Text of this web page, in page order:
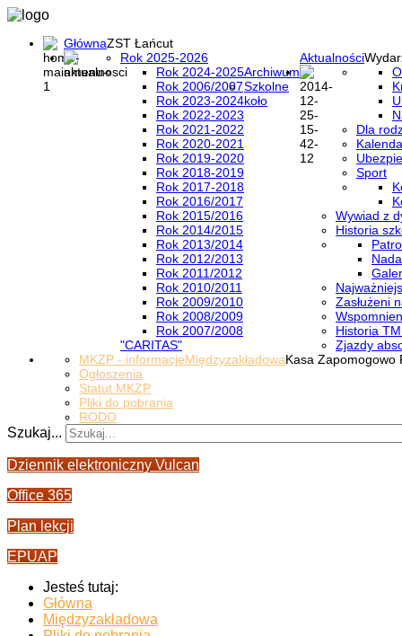
GłównaZST Łańcut
Aktualności
Rok 2025-2026
Archiwum
Rok 2024-2025
Rok 2006/2007
Rok 2023-2024
Rok 2022-2023
Rok 2021-2022
Rok 2020-2021
Rok 2019-2020
Rok 2018-2019
Rok 2017-2018
Rok 2016/2017
Rok 2015/2016
Rok 2014/2015
Rok 2013/2014
Rok 2012/2013
Rok 2011/2012
Rok 2010/2011
Rok 2009/2010
Rok 2008/2009
Rok 2007/2008
Szkolne
koło
"CARITAS"
Dla
Sport
Wywiad z
Historia
Zasłużeni
Historia
Zjazdy
MiędzyzakładowaKasa Zapomogowo
MKZP - informacje
Ogłoszenia
Statut MKZP
Pliki do pobrania
RODO
Szukaj...
Dziennik elektroniczny Vulcan
Office 365
Plan lekcji
EPUAP
Jesteś tutaj:
Główna
Międzyzakładowa